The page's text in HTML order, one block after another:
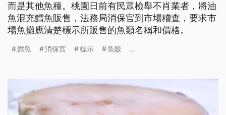
而是其他魚種。桃園日前有民眾檢舉不肖業者，將油
魚混充鱈魚販售，法務局消保官到市場稽查，要求市
場魚攤應清楚標示所販售的魚類名稱和價格。
鱈魚 消保官 標示 魚販 ...